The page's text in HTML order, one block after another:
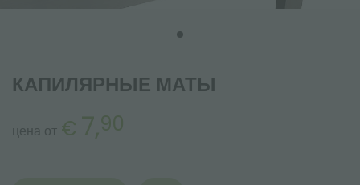
КАПИЛЯРНЫЕ МАТЫ
цена от € 7,90